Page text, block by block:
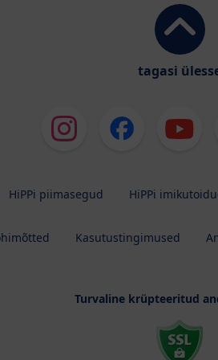
tagasi
HiPPi piimasegud HiPPi
Kasutustingimused
Turvaline krüpteeritud